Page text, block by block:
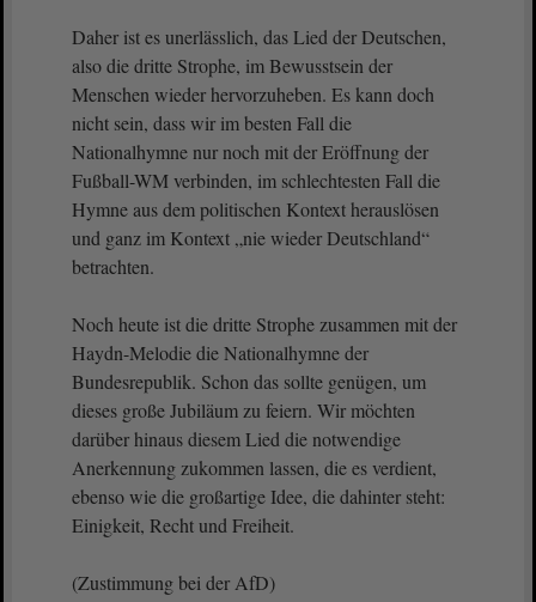
Daher ist es unerlässlich, das Lied der Deutschen,
also die dritte Strophe, im Bewusstsein der
Menschen wieder hervorzuheben. Es kann doch
nicht sein, dass wir im besten Fall die
Nationalhymne nur noch mit der Eröffnung der
Fußball-WM verbinden, im schlechtesten Fall die
Hymne aus dem politischen Kontext herauslösen
und ganz im Kontext „nie wieder Deutschland“
betrachten.
Noch heute ist die dritte Strophe zusammen mit der
Haydn-Melodie die Nationalhymne der
Bundesrepublik. Schon das sollte genügen, um
dieses große Jubiläum zu feiern. Wir möchten
darüber hinaus diesem Lied die notwendige
Anerkennung zukommen lassen, die es verdient,
ebenso wie die großartige Idee, die dahinter steht:
Einigkeit, Recht und Freiheit.
(Zustimmung bei der AfD)